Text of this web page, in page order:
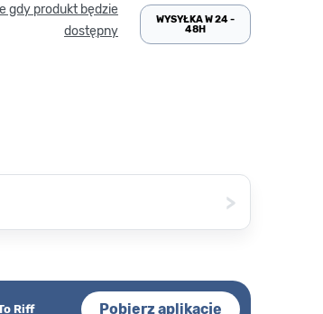
gdy produkt będzie
dostępny
WYSYŁKA W 24 -
48H
>
Riff Pobierz aplikację